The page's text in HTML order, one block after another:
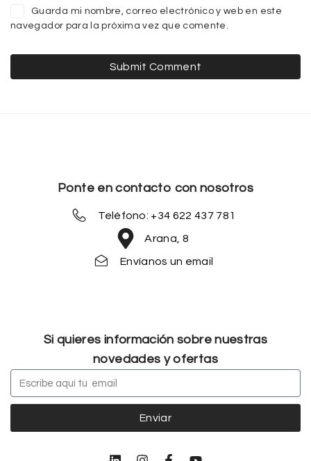
Guarda mi nombre, correo electrónico y web en este
navegador para la próxima vez que comente.
Ponte en contacto con nosotros
Teléfono: +34 622 437 781
Arana, 8
Envíanos un email
Si quieres información sobre nuestras
novedades y ofertas
Enviar